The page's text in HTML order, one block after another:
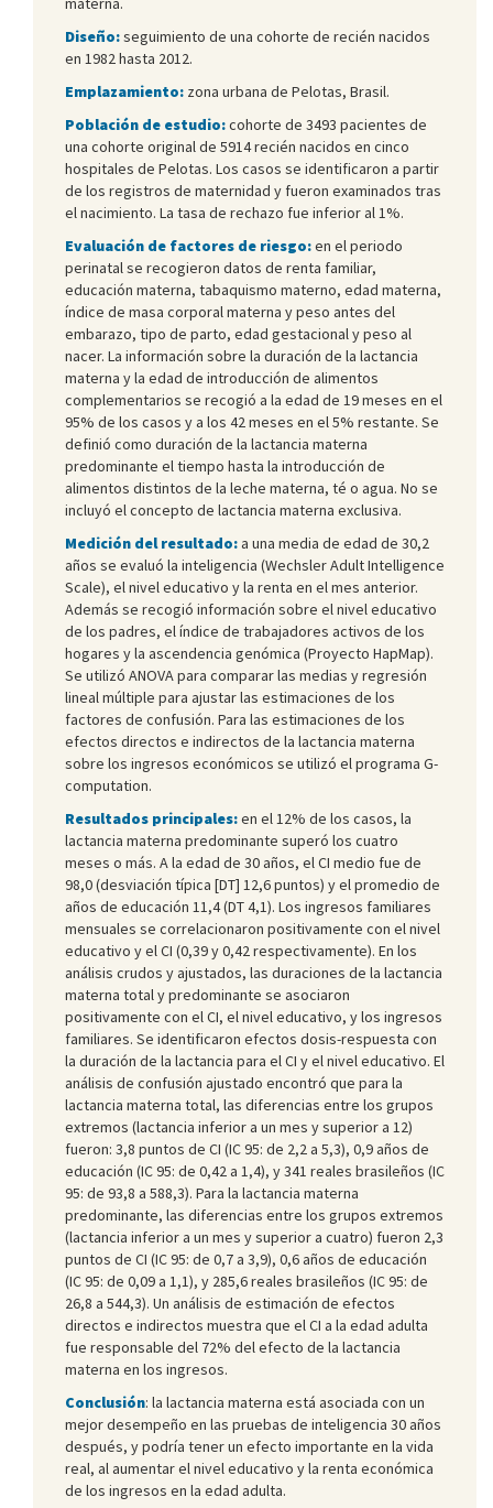
Diseño:seguimiento de una cohorte de recién nacidos
en 1982 hasta 2012.
Emplazamiento: zona urbana de Pelotas, Brasil.
Población de estudio:cohorte de 3493 pacientes de
una cohorte original de 5914 recién nacidos en cinco
hospitales de Pelotas. Los casos se identificaron a partir
de los registros de maternidad y fueron examinados tras
el nacimiento. La tasa de rechazo fue inferior al 1%.
Evaluación de factores de riesgo:en el periodo
perinatal se recogieron datos de renta familiar,
educación materna, tabaquismo materno, edad materna,
índice de masa corporal materna y peso antes del
embarazo, tipo de parto, edad gestacional y peso al
nacer. La información sobre la duración de la lactancia
materna y la edad de introducción de alimentos
complementarios se recogió a la edad de 19 meses en el
95% de los casos y a los 42 meses en el 5% restante. Se
definió como duración de la lactancia materna
predominante el tiempo hasta la introducción de
alimentos distintos de la leche materna, té o agua. No se
incluyó el concepto de lactancia materna exclusiva.
Medición del resultado:a una media de edad de 30,2
años se evaluó la inteligencia (Wechsler Adult Intelligence
Scale), el nivel educativo y la renta en el mes anterior.
Además se recogió información sobre el nivel educativo
de los padres, el índice de trabajadores activos de los
hogares y la ascendencia genómica (Proyecto HapMap).
Se utilizó ANOVA para comparar las medias y regresión
lineal múltiple para ajustar las estimaciones de los
factores de confusión. Para las estimaciones de los
efectos directos e indirectos de la lactancia materna
sobre los ingresos económicos se utilizó el programa G-
computation.
Resultados principales:en el 12% de los casos, la
lactancia materna predominante superó los cuatro
meses o más. A la edad de 30 años, el CI medio fue de
98,0 (desviación típica [DT] 12,6 puntos) y el promedio de
años de educación 11,4 (DT 4,1). Los ingresos familiares
mensuales se correlacionaron positivamente con el nivel
educativo y el CI (0,39 y 0,42 respectivamente). En los
análisis crudos y ajustados, las duraciones de la lactancia
materna total y predominante se asociaron
positivamente con el CI, el nivel educativo, y los ingresos
familiares. Se identificaron efectos dosis-respuesta con
la duración de la lactancia para el CI y el nivel educativo. El
análisis de confusión ajustado encontró que para la
lactancia materna total, las diferencias entre los grupos
extremos (lactancia inferior a un mes y superior a 12)
fueron: 3,8 puntos de CI (IC 95: de 2,2 a 5,3), 0,9 años de
educación (IC 95: de 0,42 a 1,4), y 341 reales brasileños (IC
95: de 93,8 a 588,3). Para la lactancia materna
predominante, las diferencias entre los grupos extremos
(lactancia inferior a un mes y superior a cuatro) fueron 2,3
puntos de CI (IC 95: de 0,7 a 3,9), 0,6 años de educación
(IC 95: de 0,09 a 1,1), y 285,6 reales brasileños (IC 95: de
26,8 a 544,3). Un análisis de estimación de efectos
directos e indirectos muestra que el CI a la edad adulta
fue responsable del 72% del efecto de la lactancia
materna en los ingresos.
Conclusión: la lactancia materna está asociada con un
mejor desempeño en las pruebas de inteligencia 30 años
después, y podría tener un efecto importante en la vida
real, al aumentar el nivel educativo y la renta económica
de los ingresos en la edad adulta.